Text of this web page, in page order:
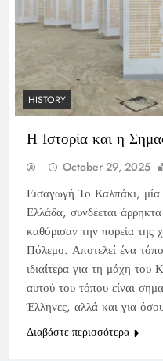
HISTORY
Η Ιστορία και η
October 29, 2025
Εισαγωγή Το Καλπάκι,
Ελλάδα, συνδέεται
καθόρισαν την πορεία
Πόλεμο. Αποτελεί ένα
ιδιαίτερα για τη μάχη
αυτού του τόπου είναι
Έλληνες, αλλά και για
Διαβάστε περισσότερα